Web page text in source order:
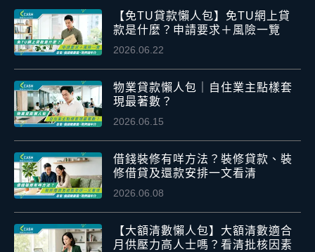
【免TU貸款懶人包】免TU網上貸
款是什麼？申請要求＋風險一覽
2026.06.22
物業貸款懶人包｜自住業主點樣套
現最著數？
2026.06.15
借錢裝修有咩方法？裝修貸款、裝
修借貸及還款安排一文看清
2026.06.08
【大額清數懶人包】大額清數適合
月供壓力高人士嗎？看清批核因素